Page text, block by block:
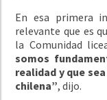
En esa primera
relevante que es
la Comunidad
somos
realidad y que
chilena”, dijo.